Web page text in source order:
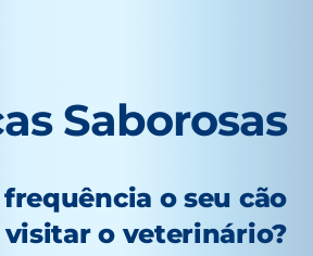
Saborosas
o seu cão
visitar o veterinário?